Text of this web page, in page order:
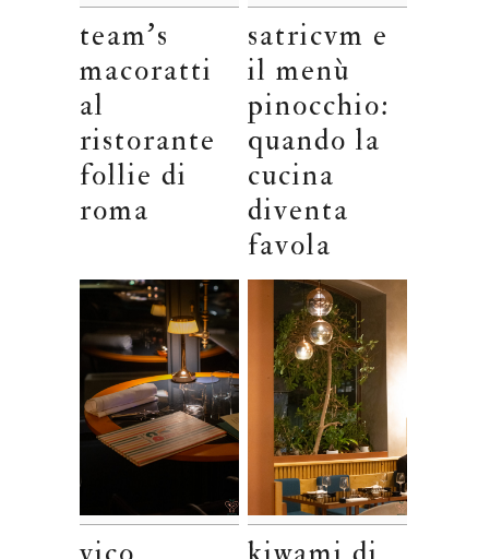
team’s
macoratti
al
ristorante
follie di
roma
satricvm e
il menù
pinocchio:
quando la
cucina
diventa
favola